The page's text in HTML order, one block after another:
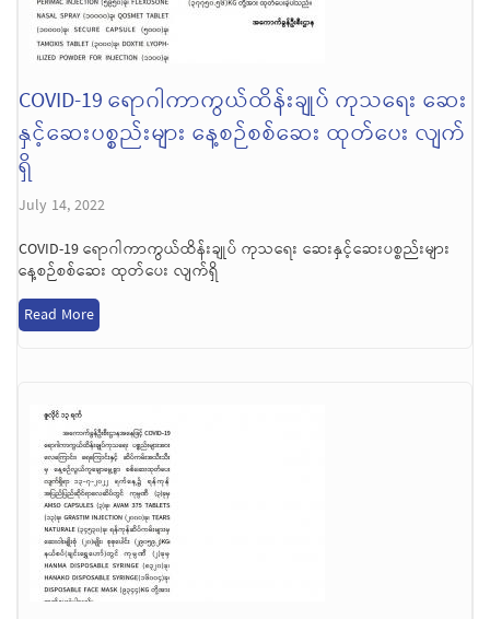
COVID-19 ရောဂါကာကွယ်ထိန်းချုပ် ကုသရေး ဆေး
နှင့်ဆေးပစ္စည်းများ နေ့စဉ်စစ်ဆေး ထုတ်ပေး လျက်
ရှိ
July 14, 2022
COVID-19 ရောဂါကာကွယ်ထိန်းချုပ် ကုသရေး ဆေးနှင့်ဆေးပစ္စည်းများ
နေ့စဉ်စစ်ဆေး ထုတ်ပေး လျက်ရှိ
Read More